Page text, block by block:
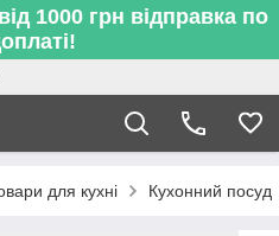
1000 грн відправка по
для кухні Кухонний посуд